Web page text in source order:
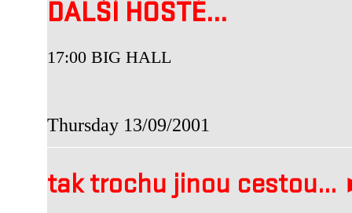
DALŠÍ HOSTÉ...
17:00 BIG HALL
Thursday 13/09/2001
tak trochu jinou